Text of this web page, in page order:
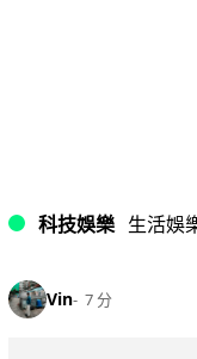
科技娛樂 生活娛
Vin 7 分